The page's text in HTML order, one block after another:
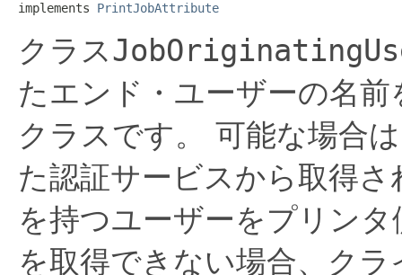
implements PrintJobAttribute
クラス
たエンド・ユーザーの名
クラスです。
可能な場合
た認証サービスから取得
を持つユーザーをプリン
を取得できない場合、ク